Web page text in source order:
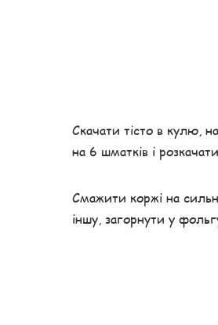
Скачати тісто в кулю,
на 6 шматків і
Смажити коржі на
іншу, загорнути у